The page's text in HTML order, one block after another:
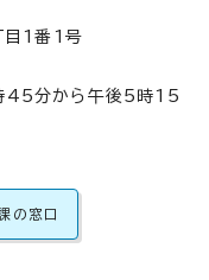
1番1号
45分から午後5時15
の窓口